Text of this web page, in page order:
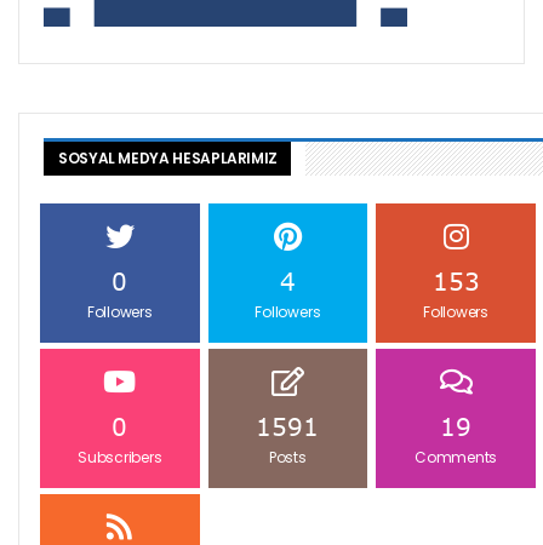
SOSYAL MEDYA HESAPLARIMIZ
0
Followers
4
Followers
153
Followers
0
Subscribers
1591
Posts
19
Comments